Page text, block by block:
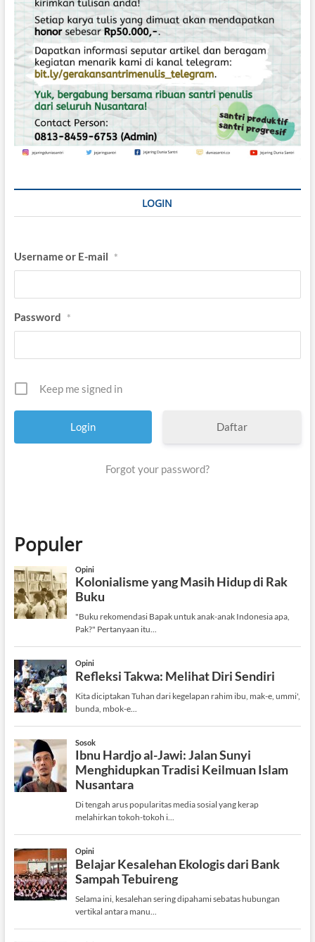
LOGIN
Username or E-mail *
Password *
Keep me signed in
Daftar
Forgot your password?
Populer